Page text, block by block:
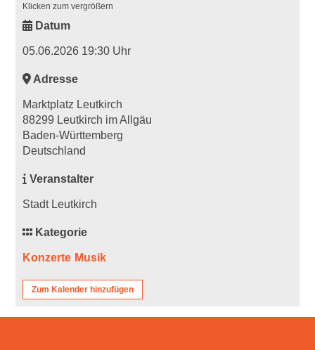
Klicken zum vergrößern
Datum
05.06.2026 19:30 Uhr
Adresse
Marktplatz Leutkirch
88299 Leutkirch im Allgäu
Baden-Württemberg
Deutschland
Veranstalter
Stadt Leutkirch
Kategorie
Konzerte Musik
Zum Kalender hinzufügen